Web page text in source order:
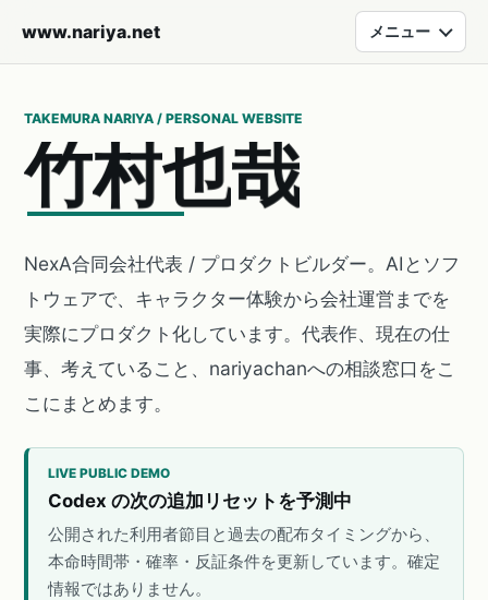
www.nariya.net メニュー
TAKEMURA NARIYA / PERSONAL WEBSITE
竹村也哉
NexA合同会社代表 / プロダクトビルダー。AIとソフ
トウェアで、キャラクター体験から会社運営までを
実際にプロダクト化しています。代表作、現在の仕
事、考えていること、nariyachanへの相談窓口をこ
こにまとめます。
LIVE PUBLIC DEMO
Codex の次の追加リセットを予測中
公開された利用者節目と過去の配布タイミングから、
本命時間帯・確率・反証条件を更新しています。確定
情報ではありません。